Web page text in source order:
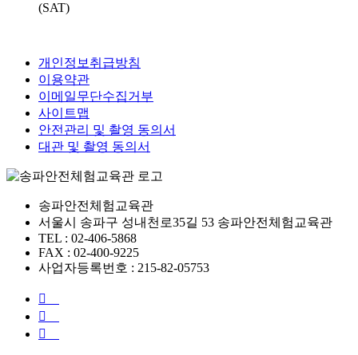
(SAT)
개인정보취급방침
이용약관
이메일무단수집거부
사이트맵
안전관리 및 촬영 동의서
대관 및 촬영 동의서
송파안전체험교육관
서울시 송파구 성내천로35길 53 송파안전체험교육관
TEL : 02-406-5868
FAX : 02-400-9225
사업자등록번호 : 215-82-05753